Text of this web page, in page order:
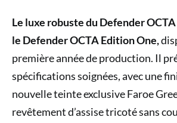
Le luxe robuste du Defender
le Defender OCTA Edition One,
première année de production. Il
spécifications soignées, avec une
nouvelle teinte exclusive Faroe
revêtement d’assise tricoté sans